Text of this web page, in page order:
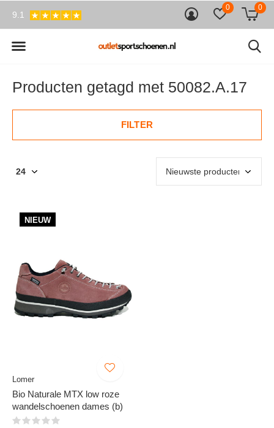
0 0
9.1
Producten getagd met 50082.A.17
FILTER
NIEUW
Lomer
Bio Naturale MTX low roze
wandelschoenen dames (b)